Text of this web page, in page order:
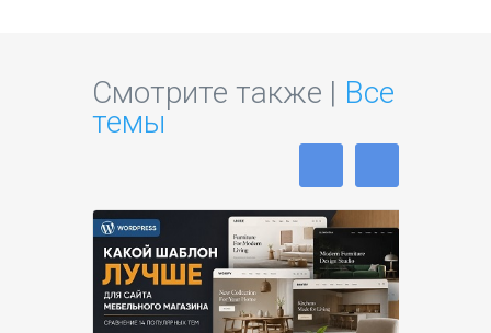
Смотрите также | Все
темы